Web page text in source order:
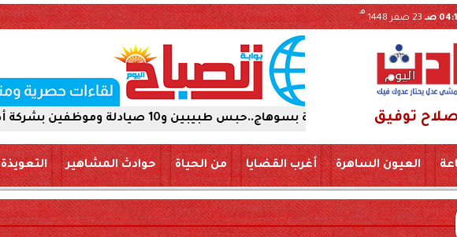
صـ 23 صفر 1448
هـ
صلاح توفيقطبيبين و10 صيادلة وموظفين بشركة أدوية 15 يومًا على ذمة التحقيقات
العيون الساهرة أغرب القضايا من الحياة حوادث المشاهير التعويذة